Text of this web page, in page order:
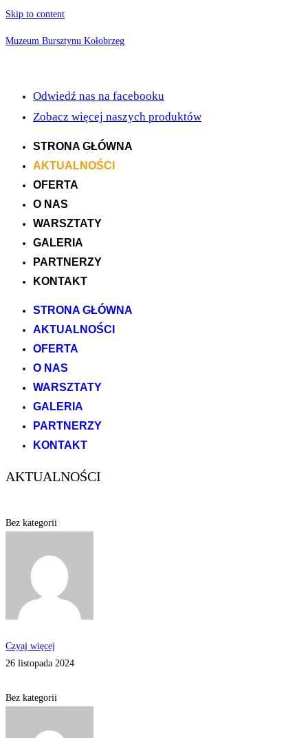
Skip to content
Muzeum Bursztynu Kołobrzeg
Odwiedź nas na facebooku
Zobacz więcej naszych produktów
STRONA GŁÓWNA
AKTUALNOŚCI
OFERTA
O NAS
WARSZTATY
GALERIA
PARTNERZY
KONTAKT
STRONA GŁÓWNA
AKTUALNOŚCI
OFERTA
O NAS
WARSZTATY
GALERIA
PARTNERZY
KONTAKT
AKTUALNOŚCI
Bez kategorii
Czyaj więcej
26 listopada 2024
Bez kategorii